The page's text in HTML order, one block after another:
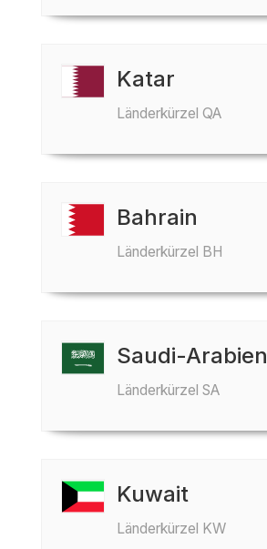
Katar
Länderkürzel QA
Bahrain
Länderkürzel BH
Saudi-Arabien
Länderkürzel SA
Kuwait
Länderkürzel KW